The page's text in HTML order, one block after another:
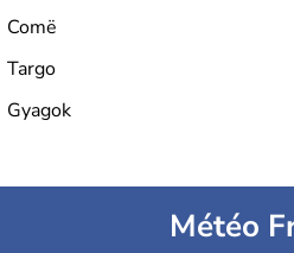
Comë
Targo
Gyagok
Météo